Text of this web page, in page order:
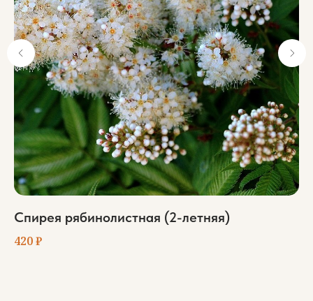
Спирея рябинолистная (2-летняя)
420₽